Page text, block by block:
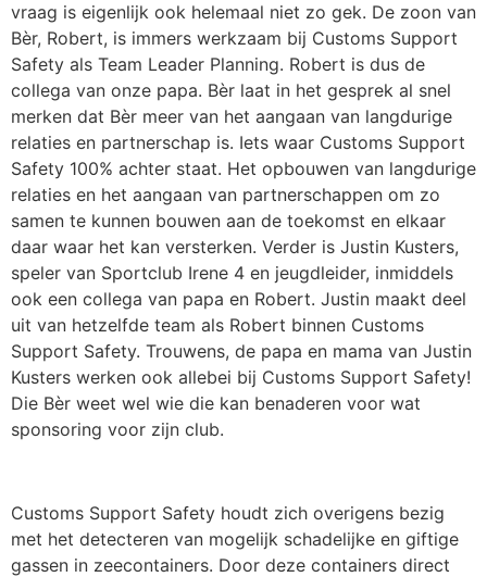
vraag is eigenlijk ook helemaal niet zo gek. De zoon van
Bèr, Robert, is immers werkzaam bij Customs Support
Safety als Team Leader Planning. Robert is dus de
collega van onze papa. Bèr laat in het gesprek al snel
merken dat Bèr meer van het aangaan van langdurige
relaties en partnerschap is. Iets waar Customs Support
Safety 100% achter staat. Het opbouwen van langdurige
relaties en het aangaan van partnerschappen om zo
samen te kunnen bouwen aan de toekomst en elkaar
daar waar het kan versterken. Verder is Justin Kusters,
speler van Sportclub Irene 4 en jeugdleider, inmiddels
ook een collega van papa en Robert. Justin maakt deel
uit van hetzelfde team als Robert binnen Customs
Support Safety. Trouwens, de papa en mama van Justin
Kusters werken ook allebei bij Customs Support Safety!
Die Bèr weet wel wie die kan benaderen voor wat
sponsoring voor zijn club.
Customs Support Safety houdt zich overigens bezig
met het detecteren van mogelijk schadelijke en giftige
gassen in zeecontainers. Door deze containers direct